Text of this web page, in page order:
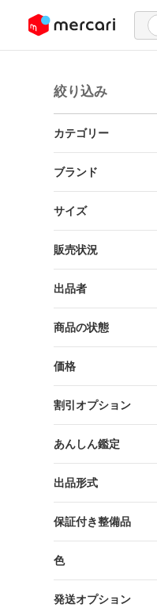
ツにスキップ
絞り込み
カテゴリー
ブランド
サイズ
販売状況
出品者
商品の状態
価格
割引オプション
あんしん鑑定
出品形式
保証付き整備品
色
発送オプション